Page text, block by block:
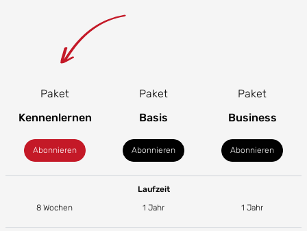
Paket
Kennenlernen
Abonnieren
Paket
Basis
Abonnieren
Paket
Business
Abonnieren
Laufzeit
8 Wochen
1 Jahr 1 Jahr